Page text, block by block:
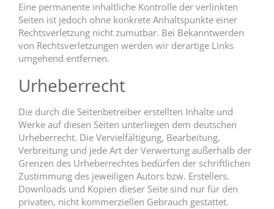
Eine permanente inhaltliche Kontrolle der verlinkten
Seiten ist jedoch ohne konkrete Anhaltspunkte einer
Rechtsverletzung nicht zumutbar. Bei Bekanntwerden
von Rechtsverletzungen werden wir derartige Links
umgehend entfernen.
Urheberrecht
Die durch die Seitenbetreiber erstellten Inhalte und
Werke auf diesen Seiten unterliegen dem deutschen
Urheberrecht. Die Vervielfältigung, Bearbeitung,
Verbreitung und jede Art der Verwertung außerhalb der
Grenzen des Urheberrechtes bedürfen der schriftlichen
Zustimmung des jeweiligen Autors bzw. Erstellers.
Downloads und Kopien dieser Seite sind nur für den
privaten, nicht kommerziellen Gebrauch gestattet.